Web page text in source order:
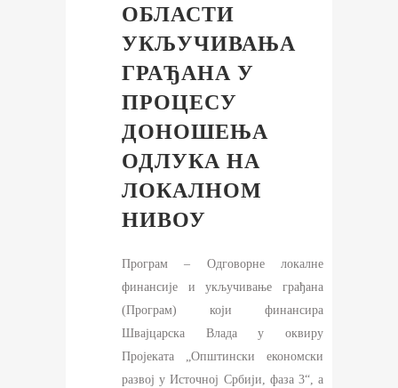
ОБЛАСТИ
УКЉУЧИВАЊА
ГРАЂАНА У
ПРОЦЕСУ
ДОНОШЕЊА
ОДЛУКА НА
ЛОКАЛНОМ
НИВОУ
Програм – Одговорне локалне
финансије и укључивање грађана
(Програм) који финансира
Швајцарска Влада у оквиру
Пројеката „Општински економски
развој у Источној Србији, фаза 3“, а